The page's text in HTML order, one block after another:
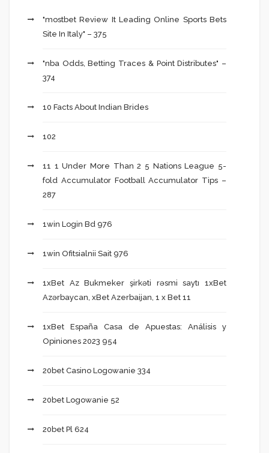
"mostbet Review It Leading Online Sports Bets
Site In Italy" – 375
"nba Odds, Betting Traces & Point Distributes" –
374
10 Facts About Indian Brides
102
11 1 Under More Than 2 5 Nations League 5-
fold Accumulator Football Accumulator Tips –
287
1win Login Bd 976
1win Ofitsialnii Sait 976
1xBet Az Bukmeker şirkəti rəsmi saytı 1xBet
Azərbaycan, xBet Azerbaijan, 1 x Bet 11
1xBet España Casa de Apuestas: Análisis y
Opiniones 2023 954
20bet Casino Logowanie 334
20bet Logowanie 52
20bet Pl 624